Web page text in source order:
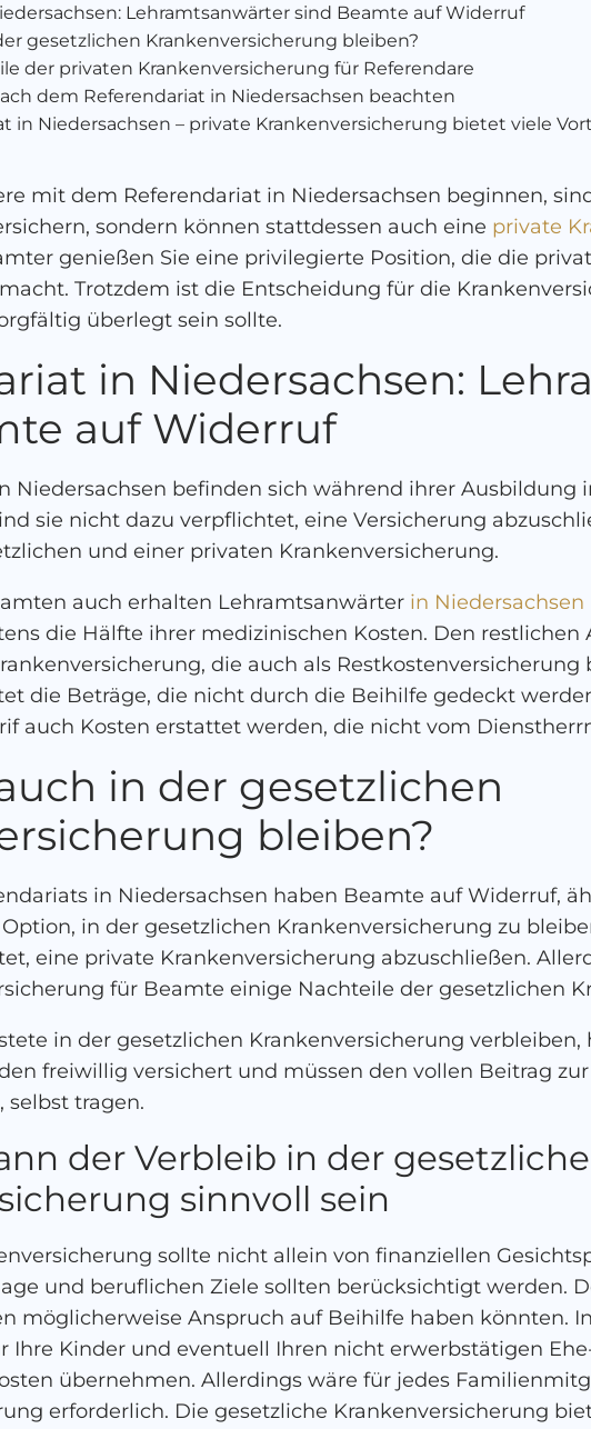
Lehramtsanwärter sind Beamte auf Widerruf
gesetzlichen Krankenversicherung bleiben?
der privaten Krankenversicherung für Referendare
dem Referendariat in Niedersachsen beachten
in Niedersachsen – private Krankenversicherung bietet viele
mit dem Referendariat in Niedersachsen beginnen,
sondern können stattdessen auch eine private
genießen Sie eine privilegierte Position, die die
Trotzdem ist die Entscheidung für die
überlegt sein sollte.
in Niedersachsen:
auf Widerruf
Niedersachsen befinden sich während ihrer Ausbildung
sie nicht dazu verpflichtet, eine Versicherung
und einer privaten Krankenversicherung.
auch erhalten Lehramtsanwärter in
die Hälfte ihrer medizinischen Kosten. Den restlichen
die auch als Restkostenversicherung
die Beträge, die nicht durch die Beihilfe gedeckt
auch Kosten erstattet werden, die nicht vom
in der gesetzlichen
bleiben?
in Niedersachsen haben Beamte auf Widerruf,
in der gesetzlichen Krankenversicherung zu
eine private Krankenversicherung abzuschließen.
für Beamte einige Nachteile der gesetzlichen
in der gesetzlichen Krankenversicherung verbleiben,
freiwillig versichert und müssen den vollen Beitrag
selbst tragen.
der Verbleib in der
sinnvoll sein
sollte nicht allein von finanziellen
und beruflichen Ziele sollten berücksichtigt werden.
möglicherweise Anspruch auf Beihilfe haben könnten.
Ihre Kinder und eventuell Ihren nicht erwerbstätigen
übernehmen. Allerdings wäre für jedes
erforderlich. Die gesetzliche Krankenversicherung